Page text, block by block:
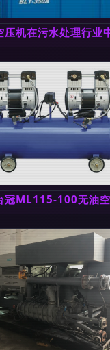
设计、4尺长性能解
压机在污水处理行业
冠ML115-100无油